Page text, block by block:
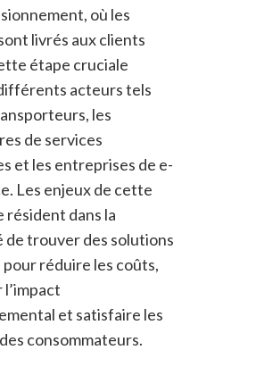
où les
livrés aux clients
étape cruciale
acteurs tels
les
de services
et les entreprises de e-
Les enjeux de cette
résident dans la
de trouver des solutions
réduire les coûts,
et satisfaire les
consommateurs.